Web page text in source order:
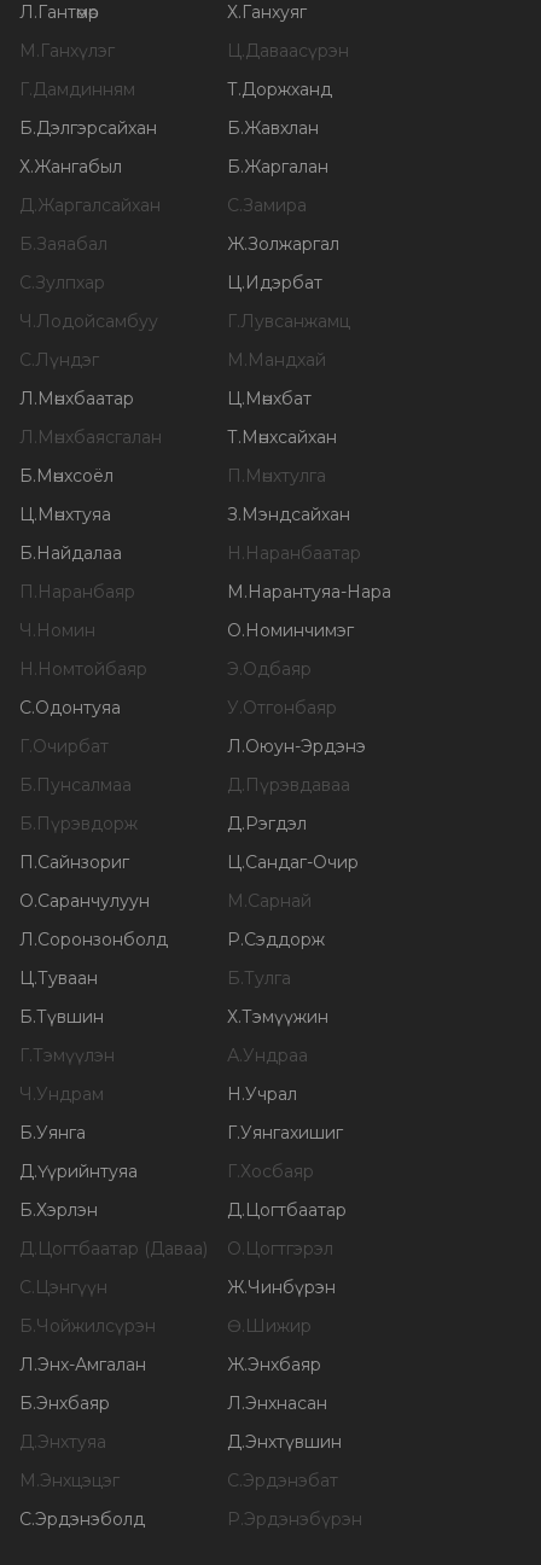
Л.Гантөмөр Х.Ганхуяг
М.Ганхүлэг Ц.Даваасүрэн
Г.Дамдинням Т.Доржханд
Б.Дэлгэрсайхан Б.Жавхлан
Х.Жангабыл Б.Жаргалан
Д.Жаргалсайхан С.Замира
Б.Заяабал Ж.Золжаргал
С.Зулпхар Ц.Идэрбат
Ч.Лодойсамбуу Г.Лувсанжамц
С.Лүндэг М.Мандхай
Л.Мөнхбаатар Ц.Мөнхбат
Л.Мөнхбаясгалан Т.Мөнхсайхан
Б.Мөнхсоёл П.Мөнхтулга
Ц.Мөнхтуяа З.Мэндсайхан
Б.Найдалаа Н.Наранбаатар
П.Наранбаяр М.Нарантуяа-Нара
Ч.Номин О.Номинчимэг
Н.Номтойбаяр Э.Одбаяр
С.Одонтуяа У.Отгонбаяр
Г.Очирбат Л.Оюун-Эрдэнэ
Б.Пунсалмаа Д.Пүрэвдаваа
Б.Пүрэвдорж Д.Рэгдэл
П.Сайнзориг Ц.Сандаг-Очир
О.Саранчулуун М.Сарнай
Л.Соронзонболд Р.Сэддорж
Ц.Туваан Б.Тулга
Б.Түвшин Х.Тэмүүжин
Г.Тэмүүлэн А.Ундраа
Ч.Ундрам Н.Учрал
Б.Уянга Г.Уянгахишиг
Д.Үүрийнтуяа Г.Хосбаяр
Б.Хэрлэн Д.Цогтбаатар
Д.Цогтбаатар (Даваа) О.Цогтгэрэл
С.Цэнгүүн Ж.Чинбүрэн
Б.Чойжилсүрэн Ө.Шижир
Л.Энх-Амгалан Ж.Энхбаяр
Б.Энхбаяр Л.Энхнасан
Д.Энхтуяа Д.Энхтүвшин
М.Энхцэцэг С.Эрдэнэбат
С.Эрдэнэболд Р.Эрдэнэбүрэн